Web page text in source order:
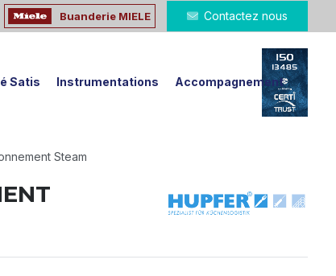
Buanderie MIELE Contactez nous
Satis Instrumentations Accompagnement
Steam